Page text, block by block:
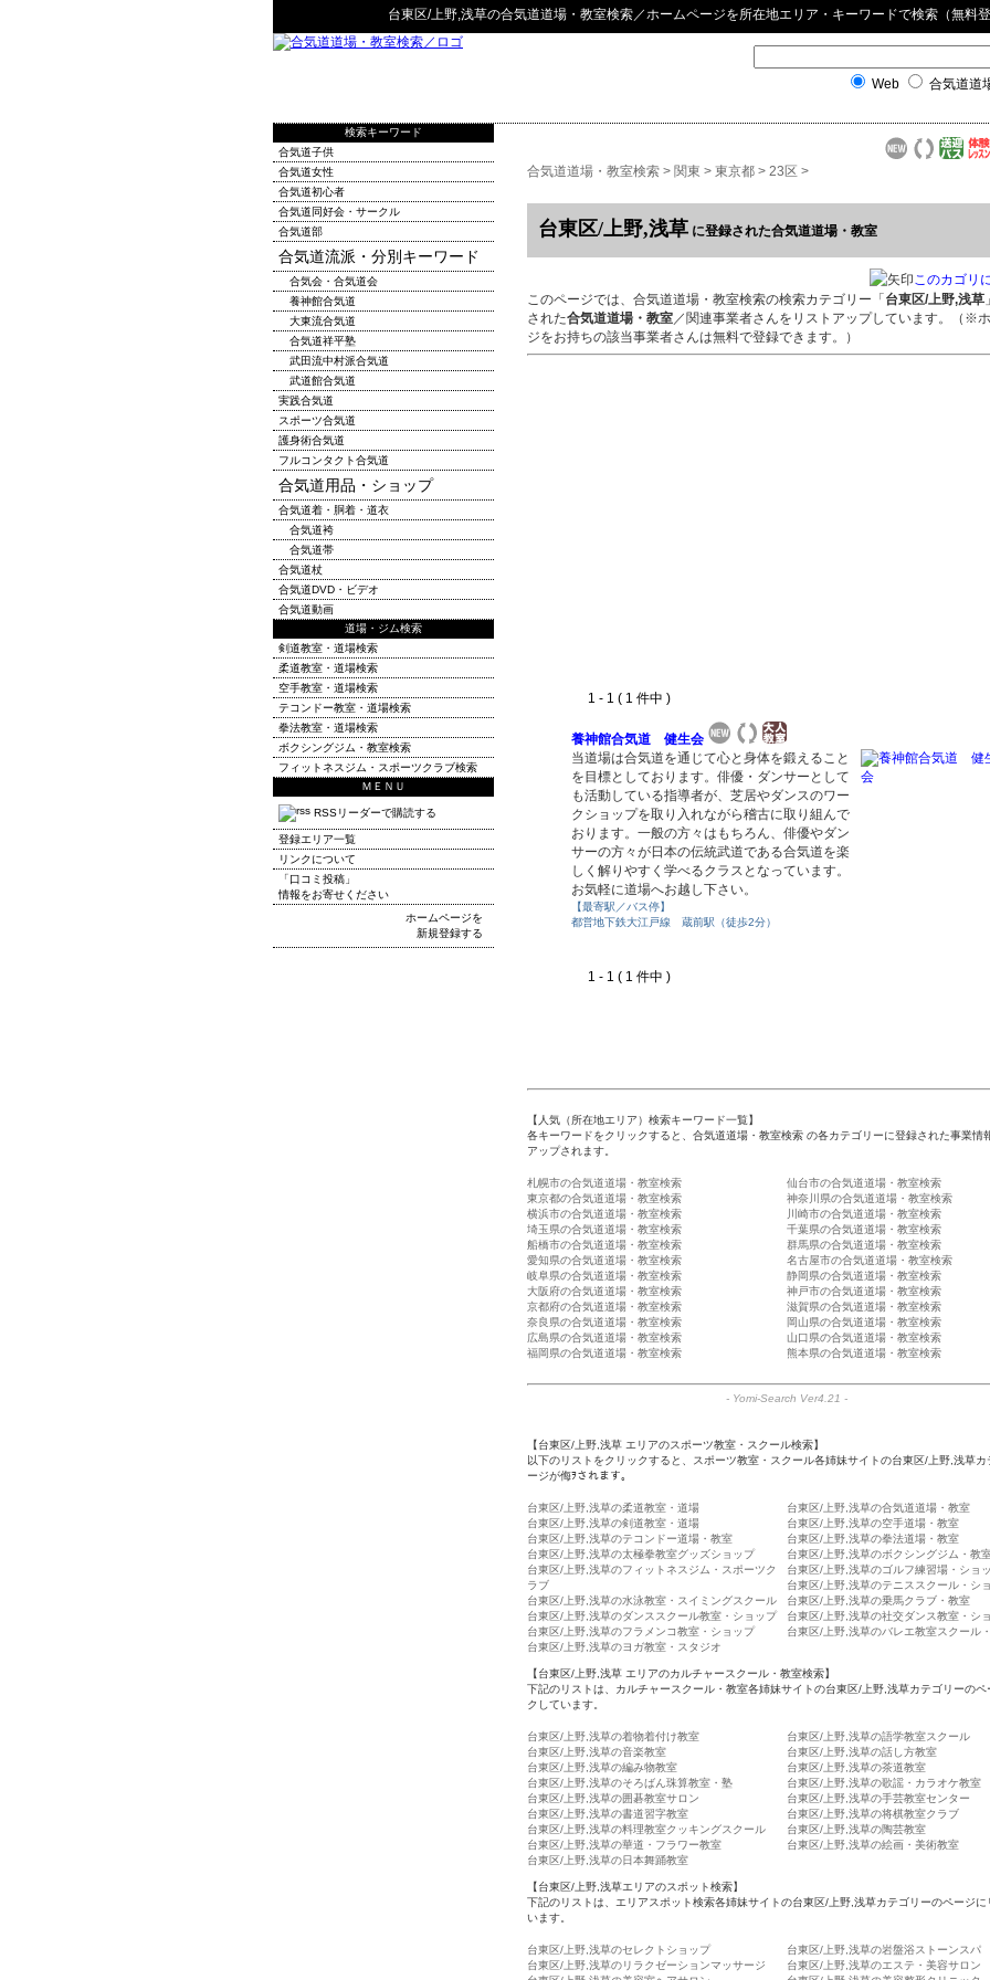
台東区/上野,浅草の合気道道場・教室検索／ホームページを所在地エリア・キーワードで検索（無料登
Web 合気道道
合気道道場・教室検索 > 関東 > 東京都 > 23区 >
台東区/上野,浅草 に登録された合気道道場・教室
このカゴリ
このページでは、合気道道場・教室検索の検索カテゴリー「 台東区/上野,浅草
された合気道道場・教室／関連事業者さんをリストアップしています。（※
ジをお持ちの該当事業者さんは無料で登録できます。）
1 - 1 ( 1 件中 )
養神館合気道 健生会
当道場は合気道を通じて心と身体を鍛えること
を目標としております。俳優・ダンサーとして
も活動している指導者が、芝居やダンスのワー
クショップを取り入れながら稽古に取り組んで
おります。一般の方々はもちろん、俳優やダン
サーの方々が日本の伝統武道である合気道を楽
しく解りやすく学べるクラスとなっています。
お気軽に道場へお越し下さい。
【最寄駅／バス停】
都営地下鉄大江戸線 蔵前駅（徒歩2分）
1 - 1 ( 1 件中 )
【人気（所在地エリア）検索キーワード一覧】
各キーワードをクリックすると、合気道道場・教室検索 の各カテゴリーに登録された事業情
アップされます。
札幌市の合気道道場・教室検索
仙台市の合気道道場・教室検索
東京都の合気道道場・教室検索
神奈川県の合気道道場・教室検索
横浜市の合気道道場・教室検索
川崎市の合気道道場・教室検索
埼玉県の合気道道場・教室検索
千葉県の合気道道場・教室検索
船橋市の合気道道場・教室検索
群馬県の合気道道場・教室検索
愛知県の合気道道場・教室検索
名古屋市の合気道道場・教室検索
岐阜県の合気道道場・教室検索
静岡県の合気道道場・教室検索
大阪府の合気道道場・教室検索
神戸市の合気道道場・教室検索
京都府の合気道道場・教室検索
滋賀県の合気道道場・教室検索
奈良県の合気道道場・教室検索
岡山県の合気道道場・教室検索
広島県の合気道道場・教室検索
山口県の合気道道場・教室検索
福岡県の合気道道場・教室検索
熊本県の合気道道場・教室検索
- Yomi-Search Ver4.21 -
【台東区/上野,浅草 エリアのスポーツ教室・スクール検索】
以下のリストをクリックすると、スポーツ教室・スクール各姉妹サイトの台東区/上野,浅草カ
ージが侮ｦされます。
台東区/上野,浅草の柔道教室・道場
台東区/上野,浅草の合気道道場・教室
台東区/上野,浅草の剣道教室・道場
台東区/上野,浅草の空手道場・教室
台東区/上野,浅草のテコンドー道場・教室
台東区/上野,浅草の拳法道場・教室
台東区/上野,浅草の太極拳教室グッズショップ
台東区/上野,浅草のボクシングジム・教
台東区/上野,浅草のフィットネスジム・スポーツク
ラブ
台東区/上野,浅草のゴルフ練習場・ショ
台東区/上野,浅草のテニススクール・シ
台東区/上野,浅草の水泳教室・スイミングスクール
台東区/上野,浅草の乗馬クラブ・教室
台東区/上野,浅草のダンススクール教室・ショップ
台東区/上野,浅草の社交ダンス教室・シ
台東区/上野,浅草のフラメンコ教室・ショップ
台東区/上野,浅草のバレエ教室スクール
台東区/上野,浅草のヨガ教室・スタジオ
【台東区/上野,浅草 エリアのカルチャースクール・教室検索】
下記のリストは、カルチャースクール・教室各姉妹サイトの台東区/上野,浅草カテゴリーのペ
クしています。
台東区/上野,浅草の着物着付け教室
台東区/上野,浅草の語学教室スクール
台東区/上野,浅草の音楽教室
台東区/上野,浅草の話し方教室
台東区/上野,浅草の編み物教室
台東区/上野,浅草の茶道教室
台東区/上野,浅草のそろばん珠算教室・塾
台東区/上野,浅草の歌謡・カラオケ教室
台東区/上野,浅草の囲碁教室サロン
台東区/上野,浅草の手芸教室センター
台東区/上野,浅草の書道習字教室
台東区/上野,浅草の将棋教室クラブ
台東区/上野,浅草の料理教室クッキングスクール
台東区/上野,浅草の陶芸教室
台東区/上野,浅草の華道・フラワー教室
台東区/上野,浅草の絵画・美術教室
台東区/上野,浅草の日本舞踊教室
【台東区/上野,浅草エリアのスポット検索】
下記のリストは、エリアスポット検索各姉妹サイトの台東区/上野,浅草カテゴリーのページに
います。
台東区/上野,浅草のセレクトショップ
台東区/上野,浅草の岩盤浴ストーンスパ
台東区/上野,浅草のリラクゼーションマッサージ
台東区/上野,浅草のエステ・美容サロン
検索キーワード
合気道子供
合気道女性
合気道初心者
合気道同好会・サークル
合気道部
合気道流派・分別キーワード
合気会・合気道会
養神館合気道
大東流合気道
合気道祥平塾
武田流中村派合気道
武道館合気道
実践合気道
スポーツ合気道
護身術合気道
フルコンタクト合気道
合気道用品・ショップ
合気道着・胴着・道衣
合気道袴
合気道帯
合気道杖
合気道DVD・ビデオ
合気道動画
道場・ジム検索
剣道教室・道場検索
柔道教室・道場検索
空手教室・道場検索
テコンドー教室・道場検索
拳法教室・道場検索
ボクシングジム・教室検索
フィットネスジム・スポーツクラブ検索
ＭＥＮＵ
RSSリーダーで購読する
登録エリア一覧
リンクについて
「口コミ投稿」
情報をお寄せください
ホームページを
新規登録する